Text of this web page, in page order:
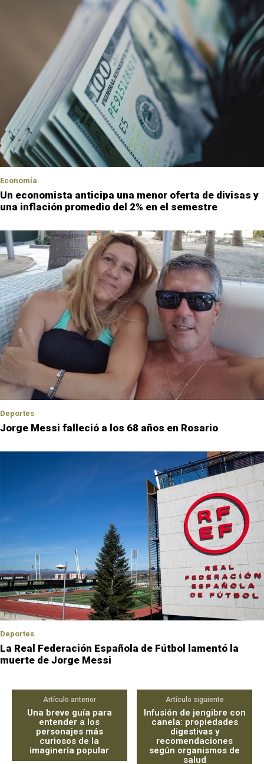
Economía
Un economista anticipa una menor oferta de divisas y
una inflación promedio del 2% en el semestre
Deportes
Jorge Messi falleció a los 68 años en Rosario
Deportes
La Real Federación Española de Fútbol lamentó la
muerte de Jorge Messi
Artículo anterior
Una breve guía para
entender a los
personajes más
curiosos de la
imaginería popular
Artículo siguiente
Infusión de jengibre con
canela: propiedades
digestivas y
recomendaciones
según organismos de
salud